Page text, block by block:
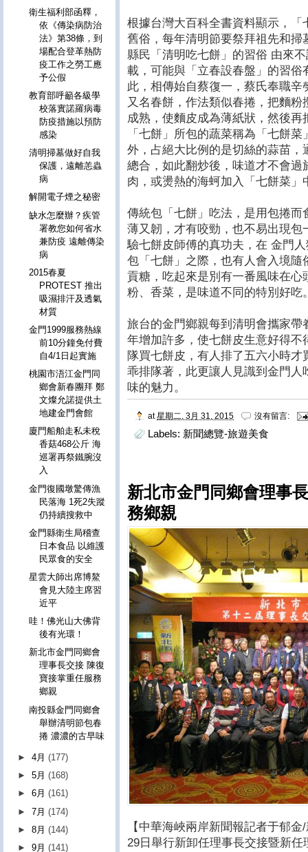
根據台灣大百科全書資料顯示，
舊俗，每年清明節要祭拜祖先和
縣民「清明吃七餅」的習俗 由來
載，可能與「立春設春盤」的習
此，相傳始自蔡復一，蔡氏奉職
又名春餅，作法類似春捲，把麵
成熟，使麵皮成為薄紙狀，然後
「七餅」所包的蔬菜稱為「七餅
外，占絕大比例的是切絲的蒜苗
總合，如此翻炒後，味道才不會
肉，或燙熱的海蚵加入「七餅菜」
傳統包「七餅」吃法，是用包捲
薄又韌，才有咬勁，也不易出現
驗七餅皮師傅的真功夫，在 金門
包「七餅」之際，也有人會入境
貢糖，吃起來是別有一番風味在
粉、香菜，是味道不同的特別好吃
旅台的金門鄉親每到清明會攜家
年增加許多，使七餅皮生意好得
隊買七餅皮，有人排了五六小時
乖排隊著，此更讓人見識到金門
味的魅力。
at 星期二, 3月 31, 2015 沒有留言:
Labels: 新聞總覽-旅遊美食
新北市金門同鄉會理事
務鄉親
【中華海峽兩岸新聞報記者于郁
29日舉行新卸任理事長交接暨新
衛生福利部函釋，
依《傳染病防治
法》第38條，到
場配合登革熱防
疫工作之勞工應
予公假
教育部呼籲各級學
校落實諾羅病毒
防疫措施以預防
感染
清明掃墓做好自我
保護，遠離恙蟲
病
解開電子煙之秘密
缺水怎麼辦？疾管
署教您如何省水
兼防疫 遠離傳染
病
2015春夏
PROTEST 推出
吸濕排汗及透氣
材質
金門1999服務熱線
前10分鐘免付費
自4/1日起實施
桃園市浯江金門同
鄉會新春團拜 鄭
文燦允諾提供土
地建金門會館
廈門船舶走私未稅
香菇468公斤 海
巡署再祭鐵腕沒
入
金門復國墩驚傳漁
民落海 1死2失蹤
仍持續搜救中
金門縣衛生局稽查
日本食品 以維護
民眾食的安全
星雲大師出席博鰲
會見大陸主席習
近平
哇！佛光山大佛背
後有光環！
新北市金門同鄉會
理事長交接 陳復
寶接掌重任服務
鄉親
南投縣金門同鄉會
舉辦清明節包春
捲 濃濃的古早味
►4月(177)
►5月(168)
►6月(161)
►7月(174)
►8月(144)
►9月(141)